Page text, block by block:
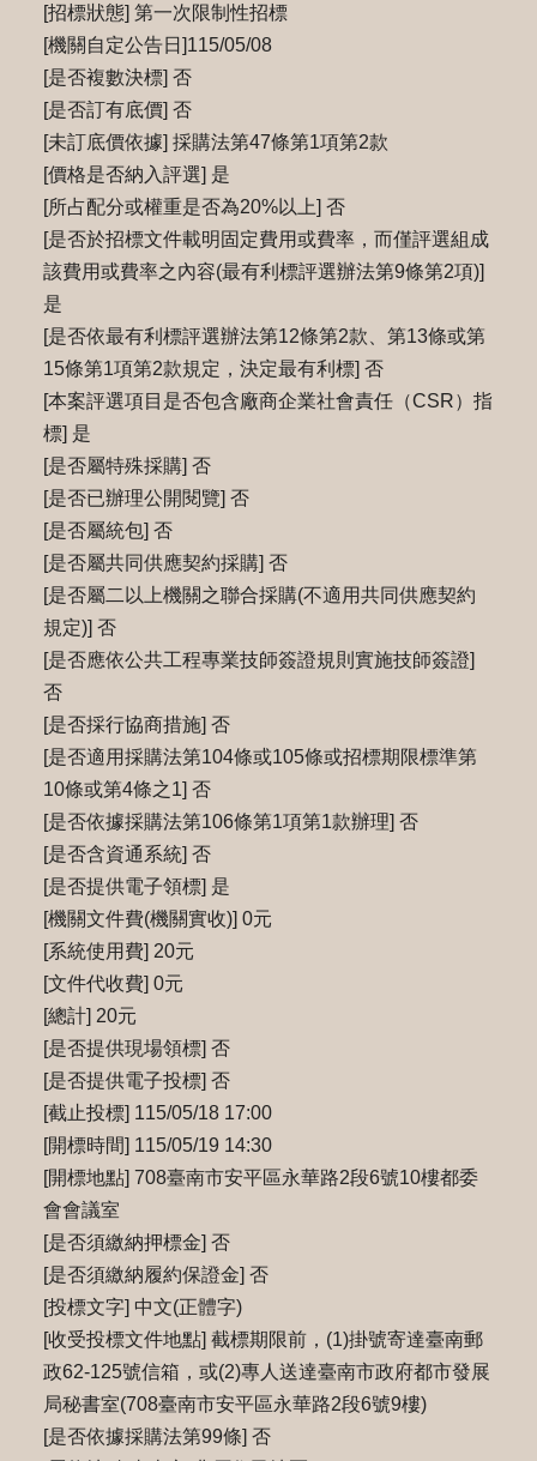
[招標狀態] 第一次限制性招標
[機關自定公告日]115/05/08
[是否複數決標] 否
[是否訂有底價] 否
[未訂底價依據] 採購法第47條第1項第2款
[價格是否納入評選] 是
[所占配分或權重是否為20%以上] 否
[是否於招標文件載明固定費用或費率，而僅評選組成
該費用或費率之內容(最有利標評選辦法第9條第2項)]
是
[是否依最有利標評選辦法第12條第2款、第13條或第
15條第1項第2款規定，決定最有利標] 否
[本案評選項目是否包含廠商企業社會責任（CSR）指
標] 是
[是否屬特殊採購] 否
[是否已辦理公開閱覽] 否
[是否屬統包] 否
[是否屬共同供應契約採購] 否
[是否屬二以上機關之聯合採購(不適用共同供應契約
規定)] 否
[是否應依公共工程專業技師簽證規則實施技師簽證]
否
[是否採行協商措施] 否
[是否適用採購法第104條或105條或招標期限標準第
10條或第4條之1] 否
[是否依據採購法第106條第1項第1款辦理] 否
[是否含資通系統] 否
[是否提供電子領標] 是
[機關文件費(機關實收)] 0元
[系統使用費] 20元
[文件代收費] 0元
[總計] 20元
[是否提供現場領標] 否
[是否提供電子投標] 否
[截止投標] 115/05/18 17:00
[開標時間] 115/05/19 14:30
[開標地點] 708臺南市安平區永華路2段6號10樓都委
會會議室
[是否須繳納押標金] 否
[是否須繳納履約保證金] 否
[投標文字] 中文(正體字)
[收受投標文件地點] 截標期限前，(1)掛號寄達臺南郵
政62-125號信箱，或(2)專⼈送達臺南市政府都市發展
局秘書室(708臺南市安平區永華路2段6號9樓)
[是否依據採購法第99條] 否